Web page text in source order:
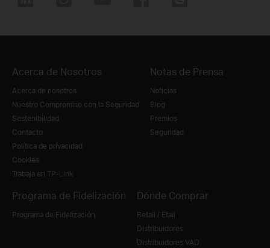
Acerca de Nosotros
Acerca de nosotros
Nuestro Compromiso con la Seguridad
Sostenibilidad
Contacto
Política de privacidad
Cookies
Trabaja en TP-Link
Notas de Prensa
Noticias
Blog
Premios
Seguridad
Programa de Fidelización
Programa de Fidelización
Dónde Comprar
Retail / Etail
Distribuidores
Distribuidores VAD